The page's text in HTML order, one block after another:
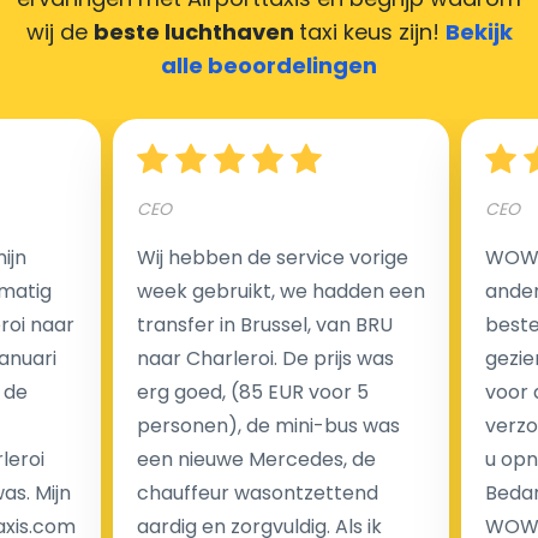
zorgen ervoor dat uw chauffeur deze krijgt.
Hoeveel kost een luchthaven taxi transfer?
Een van de meest aantrekkelijke voordelen van
luchthaventaxi's is een vast tarief voor uw rit. In
tegenstelling tot traditionele taxi's met taxameter
brengen wij u geen extra kosten in rekening voor de
nachtrit.
We hebben geen ophaaltarief of extra kosten voor
wachttijd als uw vlucht vertraging heeft.
Kijk op onze website voor meer informatie over uw
wij de beste luchthaven taxi keus zijn! Bekijk
alle beoordelingen
naar
Mijn
CEO
Wij hebben de service vorige
week gebruikt, we hadden een
transfer in Brussel, van BRU
naar Charleroi. De prijs was
erg goed, (85 EUR voor 5
personen), de mini-bus was
een nieuwe Mercedes, de
chauffeur wasontzettend
aardig en zorgvuldig. Als ik
CEO
voor
u